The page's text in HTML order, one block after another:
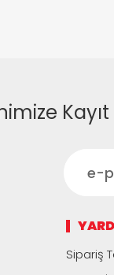
Sipariş